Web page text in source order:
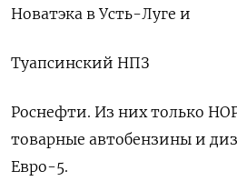
Новатэка в Усть-Луге и
Туапсинский НПЗ
Роснефти. Из них только
товарные автобензины и
Евро-5.